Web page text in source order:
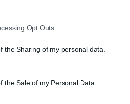
Opt Outs
the Sharing of my personal data.
the Sale of my Personal Data.